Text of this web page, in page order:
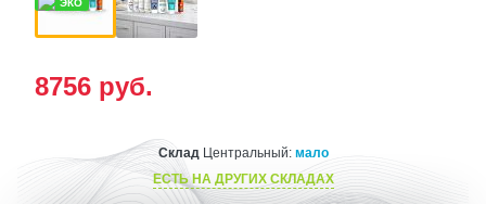
8756 руб.
СкладЦентральный: мало
ЕСТЬ НА ДРУГИХ СКЛАДАХ